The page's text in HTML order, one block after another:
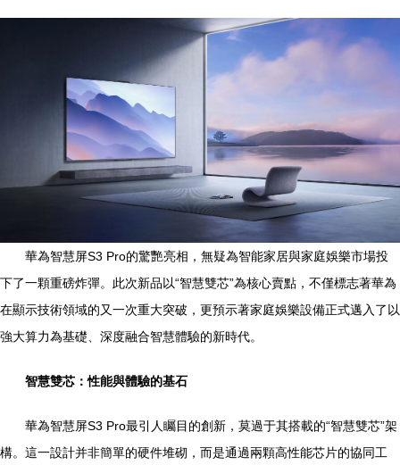
華為智慧屏S3 Pro的驚艷亮相，無疑為智能家居與家庭娛樂市場投
下了一顆重磅炸彈。此次新品以“智慧雙芯”為核心賣點，不僅標志著華為
在顯示技術領域的又一次重大突破，更預示著家庭娛樂設備正式邁入了以
強大算力為基礎、深度融合智慧體驗的新時代。
智慧雙芯：性能與體驗的基石
華為智慧屏S3 Pro最引人矚目的創新，莫過于其搭載的“智慧雙芯”架
構。這一設計并非簡單的硬件堆砌，而是通過兩顆高性能芯片的協同工